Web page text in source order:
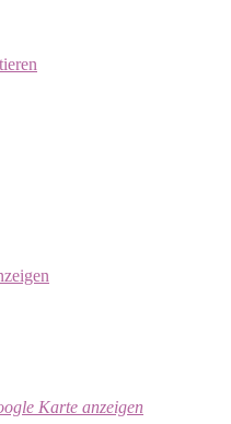
Karte anzeigen